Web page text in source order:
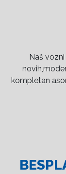
Naš
kompletan